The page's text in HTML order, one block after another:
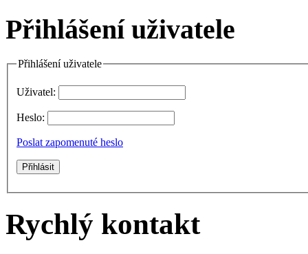
Přihlášení uživatele
Přihlášení uživatele
Uživatel:
Heslo:
Poslat zapomenuté heslo
Rychlý kontakt